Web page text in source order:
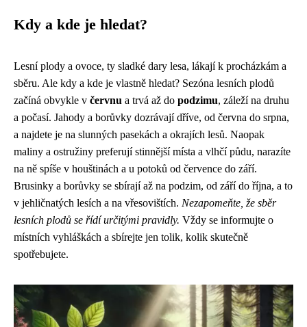
Kdy a kde je hledat?
Lesní plody a ovoce, ty sladké dary lesa, lákají k procházkám a
sběru. Ale kdy a kde je vlastně hledat? Sezóna lesních plodů
začíná obvykle v červnu a trvá až do podzimu, záleží na druhu
a počasí. Jahody a borůvky dozrávají dříve, od června do srpna,
a najdete je na slunných pasekách a okrajích lesů. Naopak
maliny a ostružiny preferují stinnější místa a vlhčí půdu, narazíte
na ně spíše v houštinách a u potoků od července do září.
Brusinky a borůvky se sbírají až na podzim, od září do října, a to
v jehličnatých lesích a na vřesovištích. Nezapomeňte, že sběr
lesních plodů se řídí určitými pravidly. Vždy se informujte o
místních vyhláškách a sbírejte jen tolik, kolik skutečně
spotřebujete.